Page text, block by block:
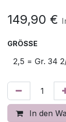
149,90 €
GRÖSSE
In den